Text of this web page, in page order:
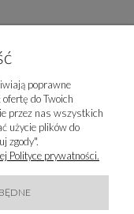
DOpoprawne
do Twoich
przez nas wszystkich
użycie plików do
zgody".
Polityce prywatności.